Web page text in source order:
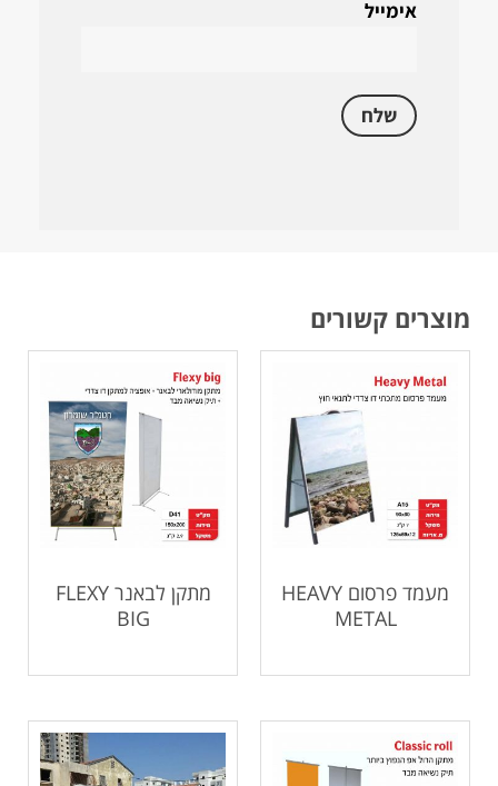
אימייל
מוצרים קשורים
מעמד פרסום HEAVY
METAL
מתקן לבאנר FLEXY
BIG